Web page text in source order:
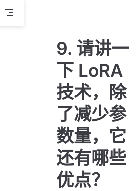
9. 请讲一
下 LoRA
技术，除
了减少参
数量，它
还有哪些
优点？